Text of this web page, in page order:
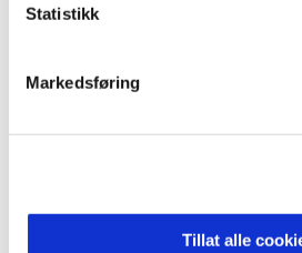
Statistikk
Markedsføring
Tillat alle
psykisk helse. I 2020 startet
Bodø Kommune og Kirkens
Etter oppholdet i Harstad tar